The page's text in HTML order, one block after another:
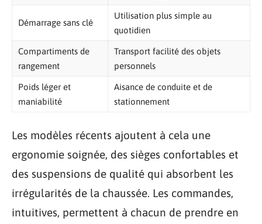
Démarrage sans clé
Utilisation plus simple au
quotidien
Compartiments de
rangement
Transport facilité des objets
personnels
Poids léger et
maniabilité
Aisance de conduite et de
stationnement
Les modèles récents ajoutent à cela une
ergonomie soignée, des sièges confortables et
des suspensions de qualité qui absorbent les
irrégularités de la chaussée. Les commandes,
intuitives, permettent à chacun de prendre en